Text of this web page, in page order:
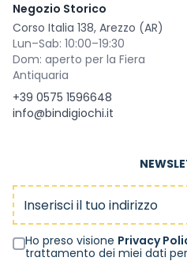
Negozio Storico
Corso Italia 138, Arezzo (AR)
Lun–Sab: 10:00–19:30
Dom: aperto per la Fiera
Antiquaria
+39 0575 1596648
info@bindigiochi.it
Indirizzo email
Ho preso visione Privacy
trattamento dei miei dati